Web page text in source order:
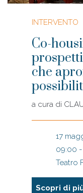
INTERVENTO
Co-
che
a cura di
17
09:00 -
Teatro
Scopri di